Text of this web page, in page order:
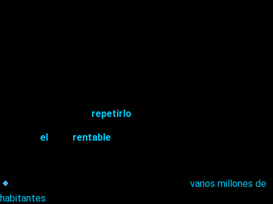
repetirlo
el rentable
. estas ciudades tendránvarios millones de
habitantes